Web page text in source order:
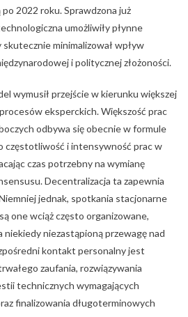
2022 roku. Sprawdzona już
umożliwiły płynne
minimalizował wpływ
i politycznej złożoności.
wymusił przejście w kierunku większej
eksperckich. Większość prac
odbywa się obecnie w formule
częstotliwość i intensywność prac w
czas potrzebny na wymianę
Decentralizacja ta zapewnia
jednak, spotkania stacjonarne
one wciąż często organizowane,
niekiedy niezastąpioną przewagę nad
kontakt personalny jest
zaufania, rozwiązywania
technicznych wymagających
finalizowania długoterminowych